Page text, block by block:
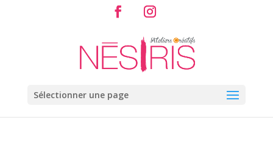
Sélectionner une page